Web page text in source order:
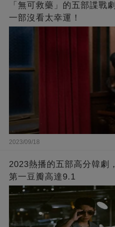
「無可救藥」的五部諜戰
一部沒看太幸運！
2023/09/18
2023熱播的五部高分韓劇
第一豆瓣高達9.1